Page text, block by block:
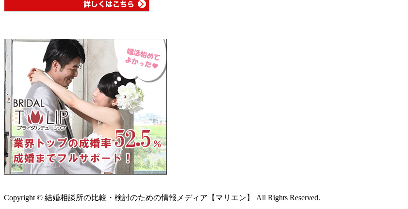
Copyright © 結婚相談所の比較・検討のための情報メディア【マリエン】 All Rights Reserved.